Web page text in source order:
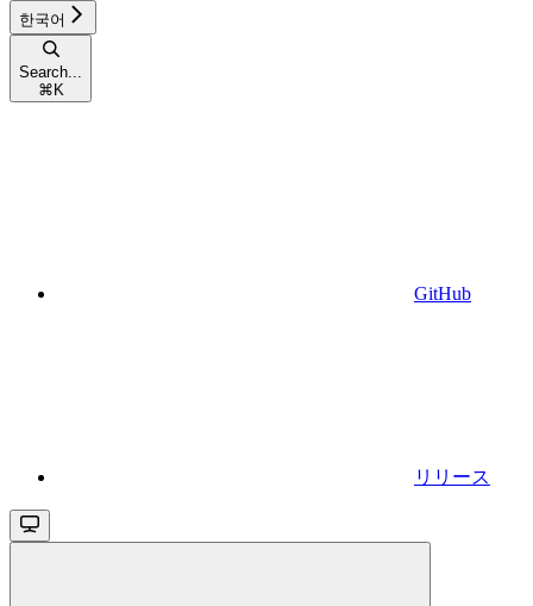
한국어
Search...
⌘ K
GitHub
リリース